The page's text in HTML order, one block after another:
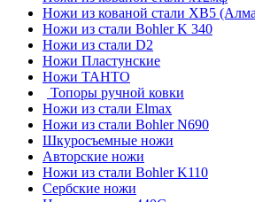
Ножи из кованой стали ХВ5
Ножи из стали Bohler K 340
Ножи из стали D2
Ножи Пластунские
Ножи ТАНТО
Топоры ручной ковки
Ножи из стали Elmax
Ножи из стали Bohler N690
Шкуросъемные ножи
Авторские ножи
Ножи из стали Bohler K110
Сербские ножи